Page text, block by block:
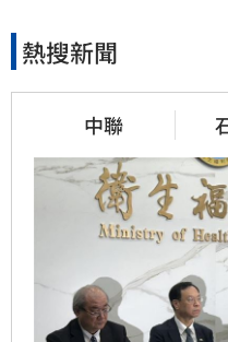
熱搜新聞
中聯